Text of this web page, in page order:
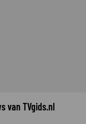
van TVgids.nl